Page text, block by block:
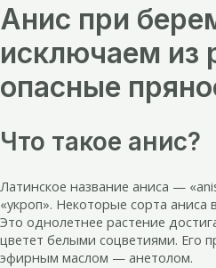
Анис при
исключаем из
опасные
Что такое анис?
Латинское название аниса —
«укроп». Некоторые сорта
Это однолетнее растение
цветет белыми соцветиями. Его
эфирным маслом — анетолом.